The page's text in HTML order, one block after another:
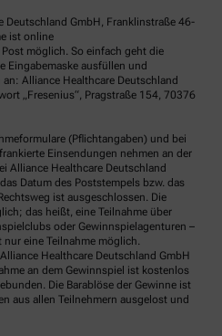
Deutschland GmbH, Franklinstraße 46-
ist online
möglich. So einfach geht die
Eingabemaske ausfüllen und
Alliance Healthcare Deutschland
„Fresenius“, Pragstraße 154, 70376
(Pflichtangaben) und bei
Einsendungen nehmen an der
Alliance Healthcare Deutschland
Datum des Poststempels bzw. das
ist ausgeschlossen. Die
das heißt, eine Teilnahme über
oder Gewinnspielagenturen –
eine Teilnahme möglich.
Healthcare Deutschland GmbH
an dem Gewinnspiel ist kostenlos
Die Barablöse der Gewinne ist
aus allen Teilnehmern ausgelost und